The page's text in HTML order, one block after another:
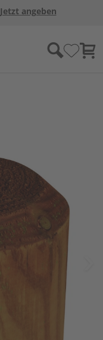
Jetzt angeben